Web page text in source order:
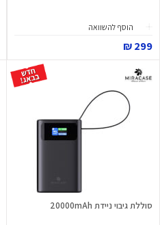
הוסף להשוואה
299 ₪
סוללת גיבוי ניידת 20000mAh